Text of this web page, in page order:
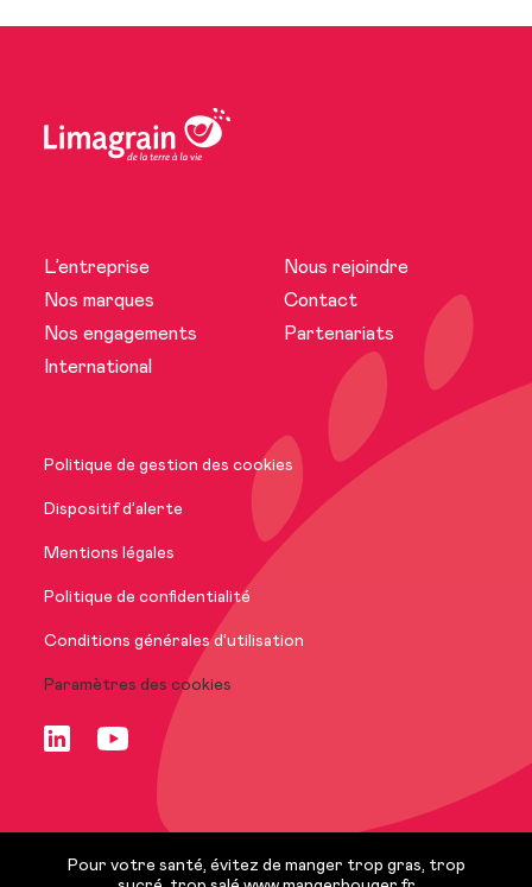
L’entreprise
Actualités
Nos marques
Nos engagements
International
L’entreprise
Nos marques
Nos engagements
International
Nous rejoindre
Contact
Partenariats
Politique de gestion des cookies
Dispositif d’alerte
Mentions légales
Politique de confidentialité
Conditions générales d’utilisation
Paramètres des cookies
Pour votre santé, évitez de manger trop gras, trop